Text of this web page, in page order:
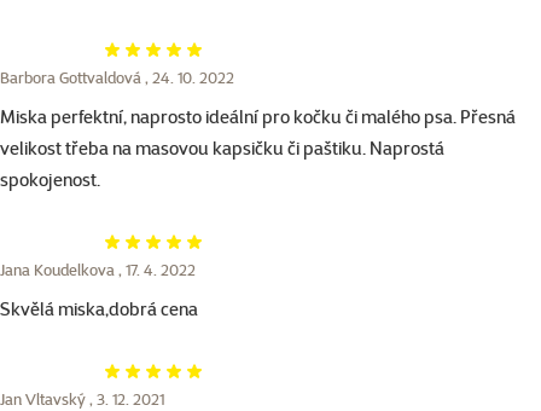
Hodnocení 100%
Barbora Gottvaldová , 24. 10. 2022
Miska perfektní, naprosto ideální pro kočku či malého psa. Přesná
velikost třeba na masovou kapsičku či paštiku. Naprostá
spokojenost.
Hodnocení 100%
Jana Koudelkova , 17. 4. 2022
Skvělá miska,dobrá cena
Hodnocení 100%
Jan Vltavský , 3. 12. 2021